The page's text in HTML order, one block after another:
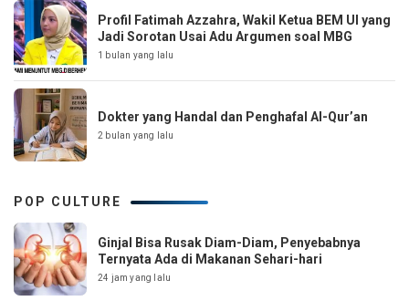
Profil Fatimah Azzahra, Wakil Ketua BEM UI yang
Jadi Sorotan Usai Adu Argumen soal MBG
1 bulan yang lalu
Dokter yang Handal dan Penghafal Al-Qur’an
2 bulan yang lalu
POP CULTURE
Ginjal Bisa Rusak Diam-Diam, Penyebabnya
Ternyata Ada di Makanan Sehari-hari
24 jam yang lalu